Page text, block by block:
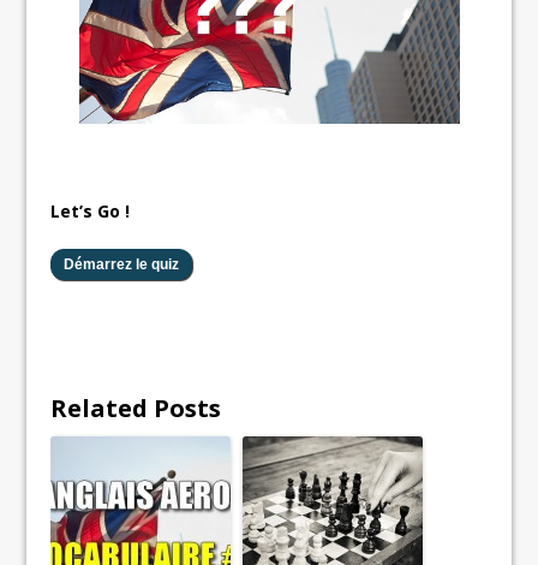
Let’s Go !
Related Posts